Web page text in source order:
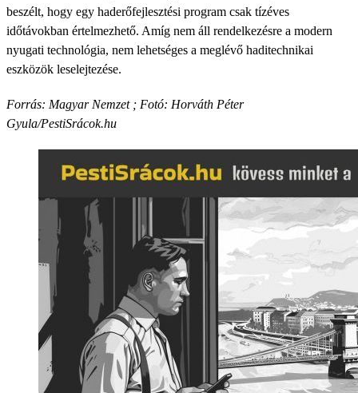
beszélt, hogy egy haderőfejlesztési program csak tízéves
időtávokban értelmezhető. Amíg nem áll rendelkezésre a modern
nyugati technológia, nem lehetséges a meglévő haditechnikai
eszközök leselejtezése.
Forrás: Magyar Nemzet ; Fotó: Horváth Péter
Gyula/PestiSrácok.hu